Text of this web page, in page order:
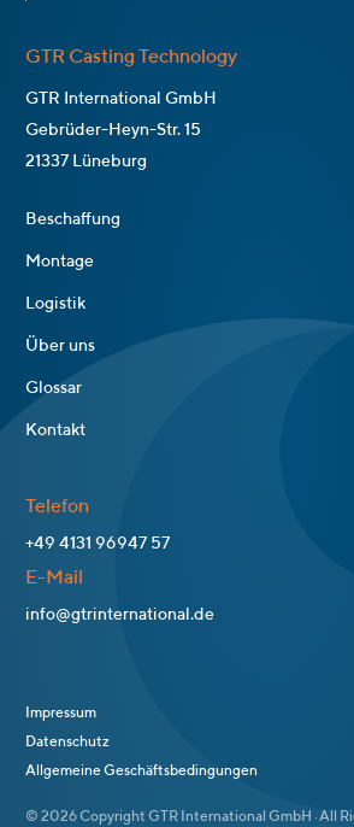
GTR Casting Technology
GTR International GmbH
Gebrüder-Heyn-Str. 15
21337 Lüneburg
Beschaffung
Montage
Logistik
Über uns
Glossar
Kontakt
Telefon
+49 4131 96947 57
E-Mail
info@gtrinternational.de
Impressum
Datenschutz
Allgemeine Geschäftsbedingungen
© 2026 Copyright GTR International GmbH · All